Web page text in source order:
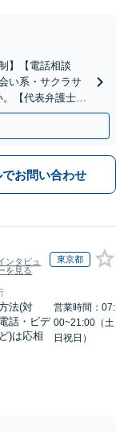
】【電話相談
い系・サクラサ
【代表弁護士が
でお問い合わせ
ンタビュ
を見る
東京都
法(対
話・ビデ
)は応相
営業時間：07:
00~21:00（土
日祝日）